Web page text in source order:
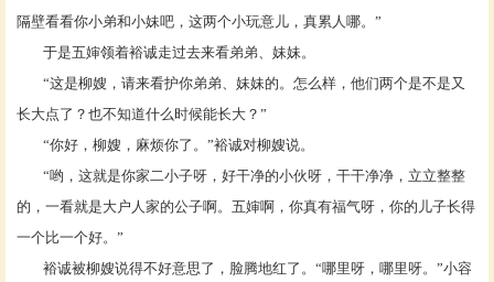
隔壁看看你小弟和小妹吧，这两个小玩意儿，真累人哪。”
于是五婶领着裕诚走过去来看弟弟、妹妹。
“这是柳嫂，请来看护你弟弟、妹妹的。怎么样，他们两个是不是又
长大点了？也不知道什么时候能长大？”
“你好，柳嫂，麻烦你了。”裕诚对柳嫂说。
“哟，这就是你家二小子呀，好干净的小伙呀，干干净净，立立整整
的，一看就是大户人家的公子啊。五婶啊，你真有福气呀，你的儿子长得
一个比一个好。”
裕诚被柳嫂说得不好意思了，脸腾地红了。 “哪里呀，哪里呀。”小容